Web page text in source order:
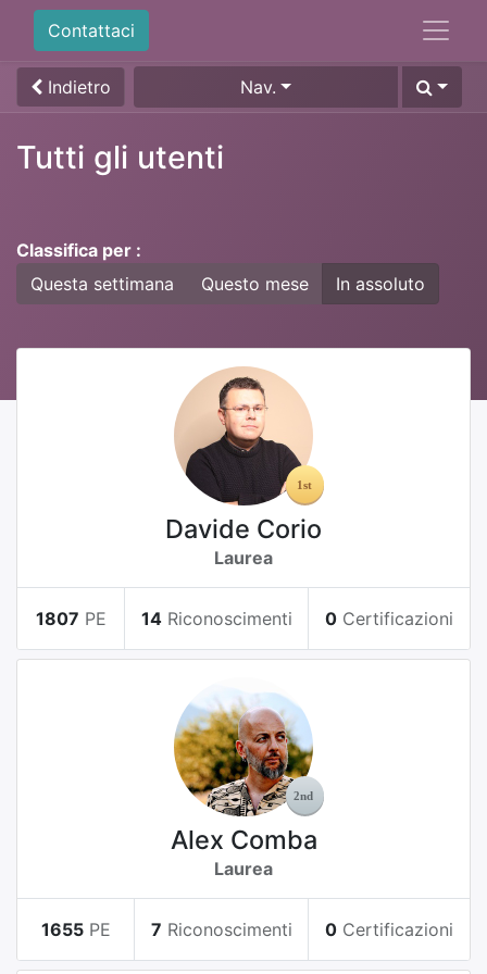
Contattaci
Indietro Nav.
Tutti gli utenti
Classifica per :
Questa settimana
Questo mese In assoluto
Davide Corio
Laurea
1807 PE 14 Riconoscimenti 0 Certificazioni
Alex Comba
Laurea
1655 PE 7 Riconoscimenti 0 Certificazioni